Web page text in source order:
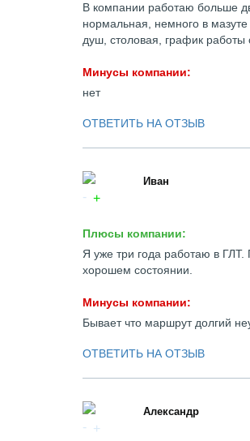
В компании работаю больше
нормальная, немного в
душ, столовая, график работы
Минусы компании:
нет
ОТВЕТИТЬ НА ОТЗЫВ
Иван
Плюсы компании:
Я уже три года работаю в
хорошем состоянии.
Минусы компании:
Бывает что маршрут долгий
ОТВЕТИТЬ НА ОТЗЫВ
Александр